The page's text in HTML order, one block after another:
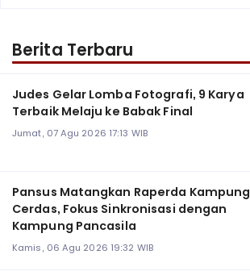
Berita Terbaru
Judes Gelar Lomba Fotografi, 9 Karya
Terbaik Melaju ke Babak Final
Jumat, 07 Agu 2026 17:13 WIB
Pansus Matangkan Raperda Kampung
Cerdas, Fokus Sinkronisasi dengan
Kampung Pancasila
Kamis, 06 Agu 2026 19:32 WIB